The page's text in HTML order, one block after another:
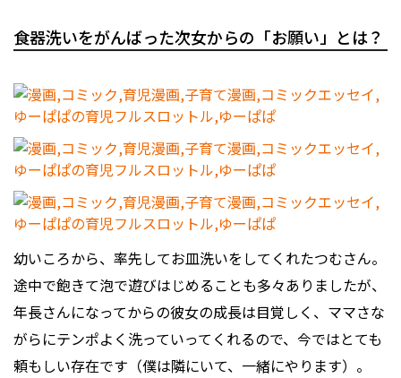
食器洗いをがんばった次女からの「お願い」とは？
幼いころから、率先してお皿洗いをしてくれたつむさん。
途中で飽きて泡で遊びはじめることも多々ありましたが、
年長さんになってからの彼女の成長は目覚しく、ママさな
がらにテンポよく洗っていってくれるので、今ではとても
頼もしい存在です（僕は隣にいて、一緒にやります）。